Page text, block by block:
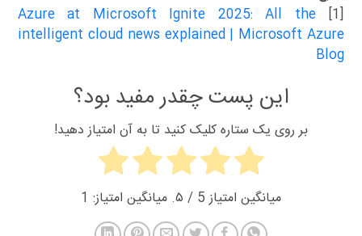
[1]
Azure at Microsoft Ignite 2025: All the
intelligent cloud news explained | Microsoft Azure
Blog
این پست چقدر مفید بود؟
بر روی یک ستاره کلیک کنید تا به آن امتیاز دهید!
میانگین امتیاز5 / ۵. میانگین امتیاز: 1